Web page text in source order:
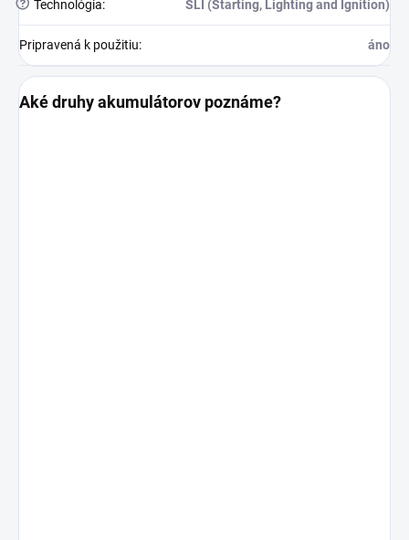
? Technológia: SLI (Starting, Lighting and Ignition)
Pripravená k použitiu: áno
Aké druhy akumulátorov poznáme?